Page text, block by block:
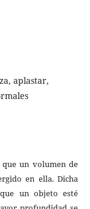
aplastar,
un volumen de
en ella. Dicha
un objeto esté